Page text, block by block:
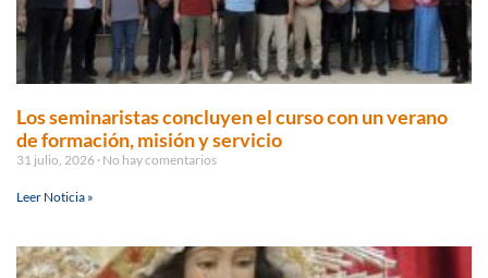
Los seminaristas concluyen el curso con un verano
de formación, misión y servicio
31 julio, 2026 No hay comentarios
Leer Noticia »